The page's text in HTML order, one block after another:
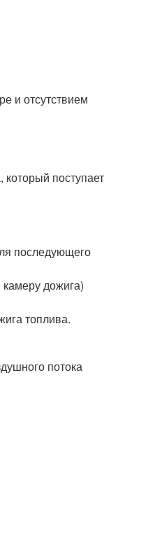
и отсутствием
поступает
последующего
камеру дожига)
топлива.
потока